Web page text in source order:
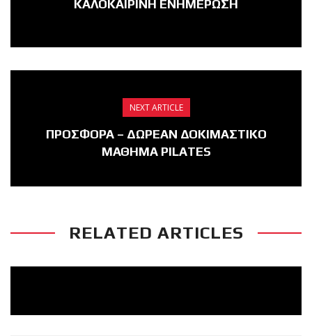
ΚΑΛΟΚΑΙΡΙΝΗ ΕΝΗΜΕΡΩΣΗ
NEXT ARTICLE
ΠΡΟΣΦΟΡΑ – ΔΩΡΕΑΝ ΔΟΚΙΜΑΣΤΙΚΟ
ΜΑΘΗΜΑ PILATES
RELATED ARTICLES